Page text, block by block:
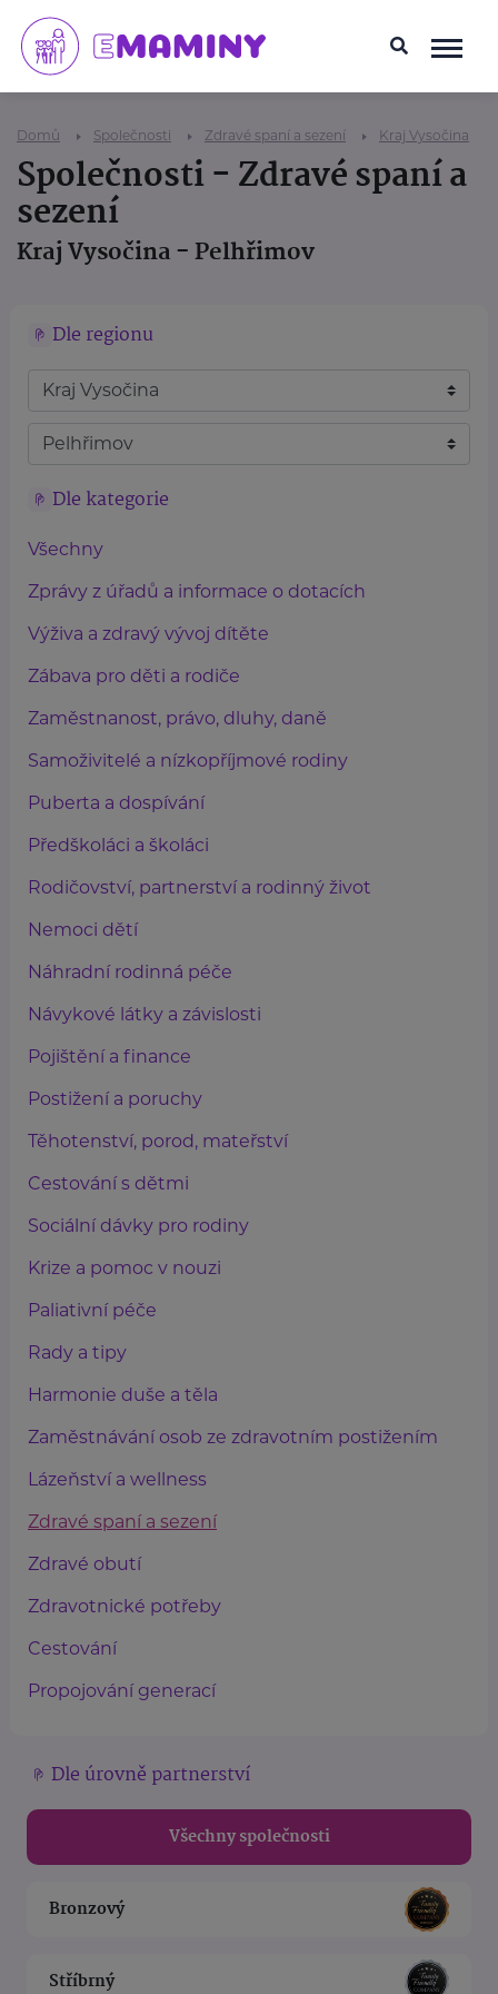
Domů Společnosti Zdravé spaní a sezení Kraj Vysočina
Společnosti - Zdravé spaní a
sezení
Kraj Vysočina - Pelhřimov
Dle regionu
Dle kategorie
Všechny
Zprávy z úřadů a informace o dotacích
Výživa a zdravý vývoj dítěte
Zábava pro děti a rodiče
Zaměstnanost, právo, dluhy, daně
Samoživitelé a nízkopříjmové rodiny
Puberta a dospívání
Předškoláci a školáci
Rodičovství, partnerství a rodinný život
Nemoci dětí
Náhradní rodinná péče
Návykové látky a závislosti
Pojištění a finance
Postižení a poruchy
Těhotenství, porod, mateřství
Cestování s dětmi
Sociální dávky pro rodiny
Krize a pomoc v nouzi
Paliativní péče
Rady a tipy
Harmonie duše a těla
Zaměstnávání osob ze zdravotním postižením
Lázeňství a wellness
Zdravé spaní a sezení
Zdravé obutí
Zdravotnické potřeby
Cestování
Propojování generací
Dle úrovně partnerství
Všechny společnosti
Bronzový
Stříbrný